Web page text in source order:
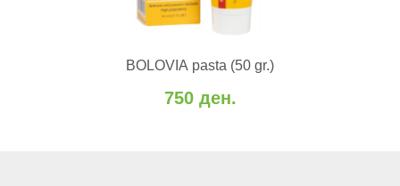
BOLOVIA pasta (50 gr.)
750 ден.
ВО КОШНИЧКА
Додај за споредба